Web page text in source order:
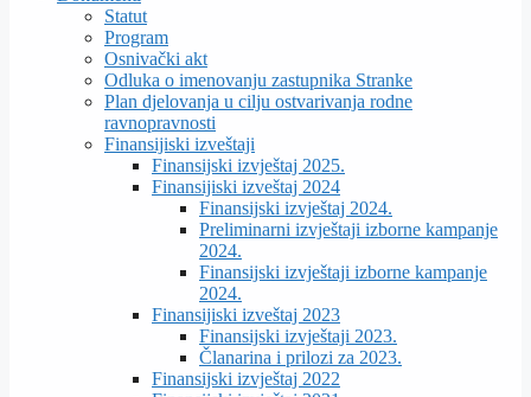
Statut
Program
Osnivački akt
Odluka o imenovanju zastupnika Stranke
Plan djelovanja u cilju ostvarivanja rodne
ravnopravnosti
Finansijiski izveštaji
Finansijski izvještaj 2025.
Finansijiski izveštaj 2024
Finansijski izvještaj 2024.
Preliminarni izvještaji izborne kampanje
2024.
Finansijski izvještaji izborne kampanje
2024.
Finansijiski izveštaj 2023
Finansijski izvještaji 2023.
Članarina i prilozi za 2023.
Finansijski izvještaj 2022